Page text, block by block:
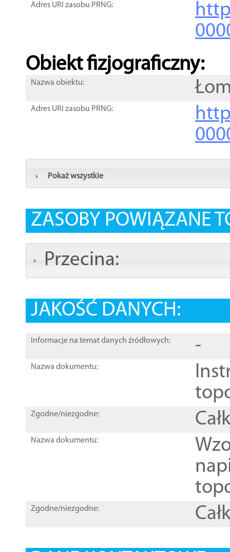
Adres URI zasobu PRNG:
Obiekt fizjograficzny:
Nazwa obiektu:
Adres URI zasobu PRNG:
Pokaż wszystkie
ZASOBY POWIĄZANE
Przecina:
JAKOŚĆ DANYCH:
Informacje na temat danych źródłowych: -
Nazwa dokumentu:
Zgodne/niezgodne:
Nazwa dokumentu:
Zgodne/niezgodne: